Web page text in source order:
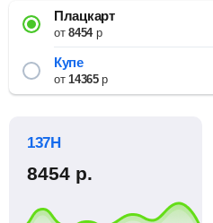
Плацкарт
от8454р
Купе
от14365р
137Н
8454 р.